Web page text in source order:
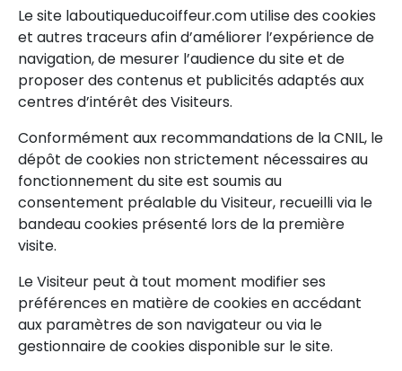
Le site laboutiqueducoiffeur.com utilise des cookies
et autres traceurs afin d’améliorer l’expérience de
navigation, de mesurer l’audience du site et de
proposer des contenus et publicités adaptés aux
centres d’intérêt des Visiteurs.
Conformément aux recommandations de la CNIL, le
dépôt de cookies non strictement nécessaires au
fonctionnement du site est soumis au
consentement préalable du Visiteur, recueilli via le
bandeau cookies présenté lors de la première
visite.
Le Visiteur peut à tout moment modifier ses
préférences en matière de cookies en accédant
aux paramètres de son navigateur ou via le
gestionnaire de cookies disponible sur le site.